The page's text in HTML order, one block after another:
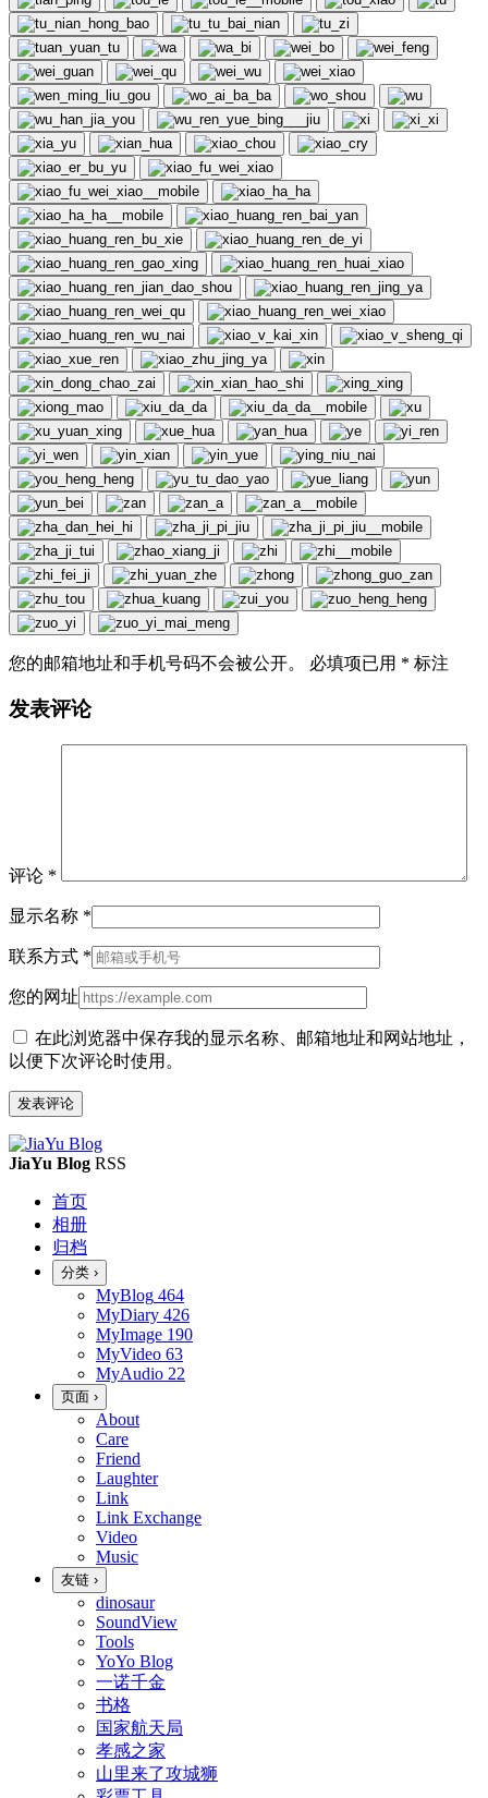
您的邮箱地址和手机号码不会被公开。 必填项已用 * 标注
发表评论
评论 *
显示名称 *
联系方式 *
您的网址
在此浏览器中保存我的显示名称、邮箱地址和网站地址，
以便下次评论时使用。
JiaYu Blog RSS
首页
相册
归档
分类 ›
MyBlog 464
MyDiary 426
MyImage 190
MyVideo 63
MyAudio 22
页面 ›
About
Care
Friend
Laughter
Link
Link Exchange
Video
Music
友链 ›
dinosaur
SoundView
Tools
YoYo Blog
一诺千金
书格
国家航天局
孝感之家
山里来了攻城狮